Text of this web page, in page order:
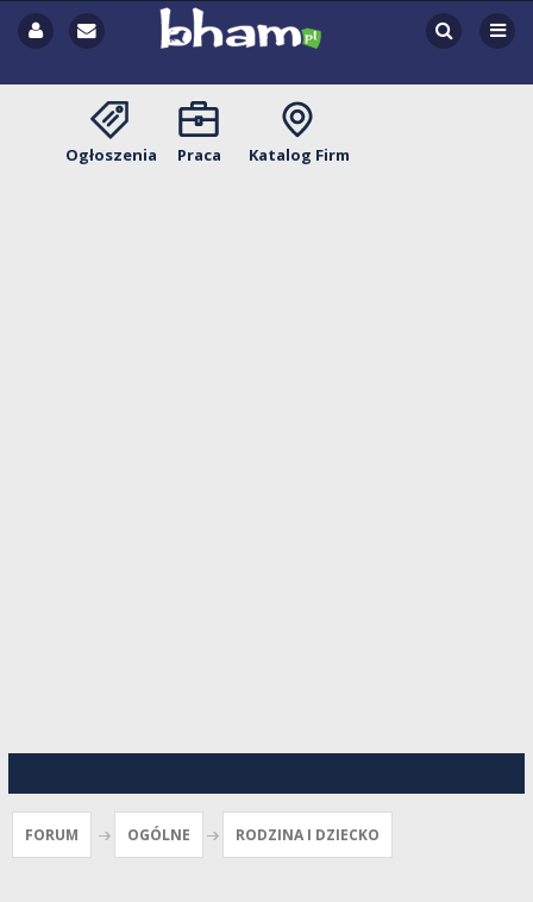
Ogłoszenia Praca Katalog Firm
FORUM OGÓLNE RODZINA I DZIECKO